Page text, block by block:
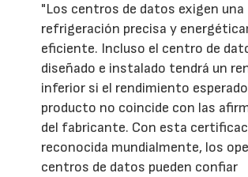
"Los centros de datos exigen una
refrigeración precisa y
eficiente. Incluso el centro de
diseñado e instalado tendrá un
inferior si el rendimiento
producto no coincide con las
del fabricante. Con esta
reconocida mundialmente, los
centros de datos pueden confiar